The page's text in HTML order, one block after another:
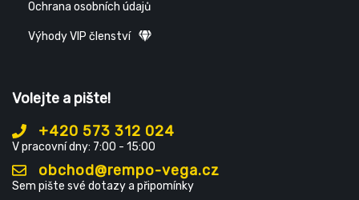
Ochrana osobních údajů
Výhody VIP členství
Volejte a pište!
+420 573 312 024
V pracovní dny: 7:00 - 15:00
obchod@rempo-vega.cz
Sem pište své dotazy a připomínky